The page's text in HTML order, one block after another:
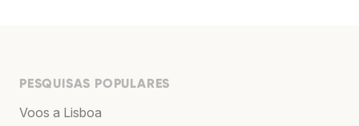
PESQUISAS POPULARES
Voos a Lisboa